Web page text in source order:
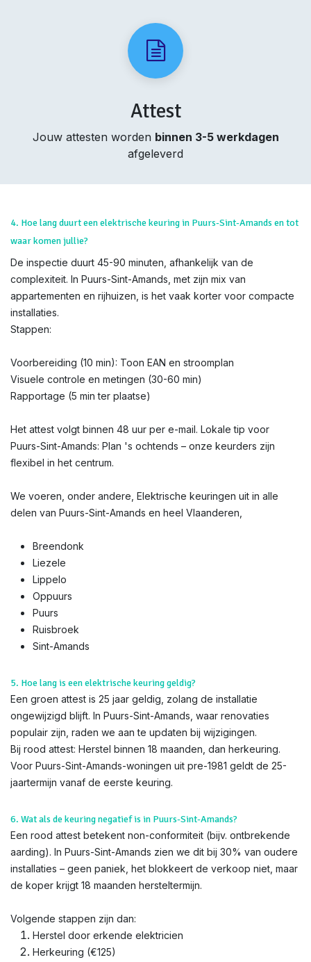
Attest
Jouw attesten worden binnen 3-5 werkdagen
afgeleverd
4. Hoe lang duurt een elektrische keuring in Puurs-Sint-Amands en tot
waar komen jullie?
De inspectie duurt 45-90 minuten, afhankelijk van de
complexiteit. In Puurs-Sint-Amands, met zijn mix van
appartementen en rijhuizen, is het vaak korter voor compacte
installaties.
Stappen:
Voorbereiding (10 min): Toon EAN en stroomplan
Visuele controle en metingen (30-60 min)
Rapportage (5 min ter plaatse)
Het attest volgt binnen 48 uur per e-mail. Lokale tip voor
Puurs-Sint-Amands: Plan 's ochtends – onze keurders zijn
flexibel in het centrum.
We voeren, onder andere, Elektrische keuringen uit in alle
delen van Puurs-Sint-Amands en heel Vlaanderen,
Breendonk
Liezele
Lippelo
Oppuurs
Puurs
Ruisbroek
Sint-Amands​
5. Hoe lang is een elektrische keuring geldig?
Een groen attest is 25 jaar geldig, zolang de installatie
ongewijzigd blijft. In Puurs-Sint-Amands, waar renovaties
populair zijn, raden we aan te updaten bij wijzigingen.
Bij rood attest: Herstel binnen 18 maanden, dan herkeuring.
Voor Puurs-Sint-Amands-woningen uit pre-1981 geldt de 25-
jaartermijn vanaf de eerste keuring.
6. Wat als de keuring negatief is in Puurs-Sint-Amands?
Een rood attest betekent non-conformiteit (bijv. ontbrekende
aarding). In Puurs-Sint-Amands zien we dit bij 30% van oudere
installaties – geen paniek, het blokkeert de verkoop niet, maar
de koper krijgt 18 maanden hersteltermijn.
Volgende stappen zijn dan:
Herstel door erkende elektricien
Herkeuring (€125)